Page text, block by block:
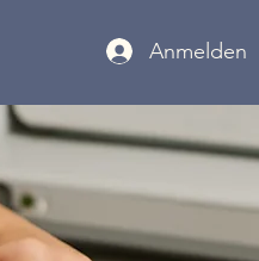
ANMELDUNGAnmelden